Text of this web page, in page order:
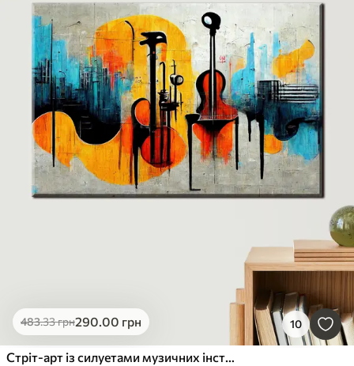
Прямокутна
Картини Музика
Найпопулярніші
Очистити фільтр
483.33грн290.00 грн 10
Стріт-арт із силуетами музичних інструментів